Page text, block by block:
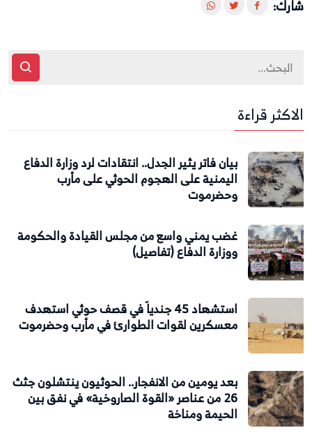
شارك:
الاكثر قراءة
بيان فاتر يثير الجدل.. انتقادات لرد وزارة الدفاع
اليمنية على الهجوم الحوثي على مأرب
وحضرموت
غضب يمني واسع من مجلس القيادة والحكومة
ووزارة الدفاع (تفاصيل)
استشهاد 45 جندياً في قصف حوثي استهدف
معسكرين لقوات الطوارئ في مأرب وحضرموت
بعد يومين من الانفجار.. الحوثيون ينتشلون جثث
26 من عناصر «القوة الصاروخية» في نفق بين
الحيمة ومناخة